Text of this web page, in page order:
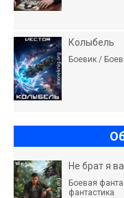
Колыбель
Боевик /
Не брат я
Боевая
фантастика